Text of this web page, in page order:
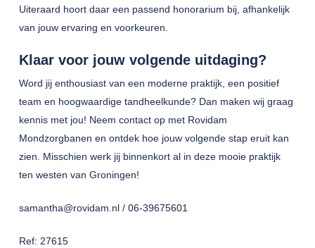
Uiteraard hoort daar een passend honorarium bij, afhankelijk
van jouw ervaring en voorkeuren.
Klaar voor jouw volgende uitdaging?
Word jij enthousiast van een moderne praktijk, een positief
team en hoogwaardige tandheelkunde? Dan maken wij graag
kennis met jou! Neem contact op met Rovidam
Mondzorgbanen en ontdek hoe jouw volgende stap eruit kan
zien. Misschien werk jij binnenkort al in deze mooie praktijk
ten westen van Groningen!
samantha@rovidam.nl / 06-39675601
Ref: 27615